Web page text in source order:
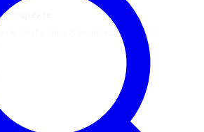
Prospekte
Woche neue Prospekte blättern und